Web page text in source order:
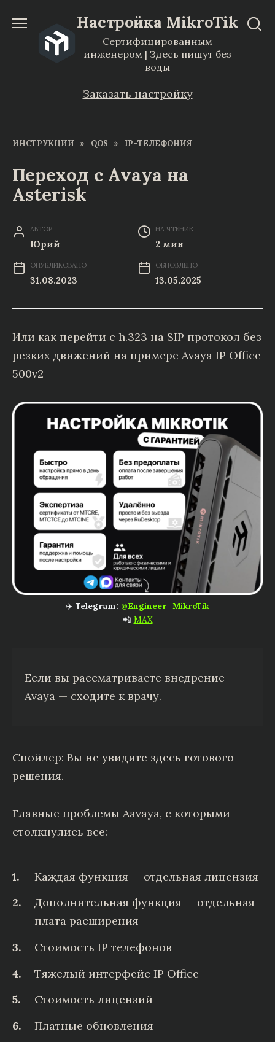
содержанию
Настройка MikroTik
Сертифицированным
инженером | Здесь пишут без
воды
Заказать настройку
ИНСТРУКЦИИ » QOS » IP-ТЕЛЕФОНИЯ
Переход с Avaya на
Asterisk
АВТОР
Юрий
НА ЧТЕНИЕ
2 мин
ОПУБЛИКОВАНО
31.08.2023
ОБНОВЛЕНО
13.05.2025
Или как перейти с h.323 на SIP протокол без
резких движений на примере Avaya IP Office
500v2
✈️ Telegram: @Engineer_MikroTik
📲 MAX
Если вы рассматриваете внедрение
Avaya — сходите к врачу.
Спойлер: Вы не увидите здесь готового
решения.
Главные проблемы Aavaya, с которыми
столкнулись все:
Каждая функция — отдельная лицензия
Дополнительная функция — отдельная
плата расширения
Стоимость IP телефонов
Тяжелый интерфейс IP Office
Стоимость лицензий
Платные обновления